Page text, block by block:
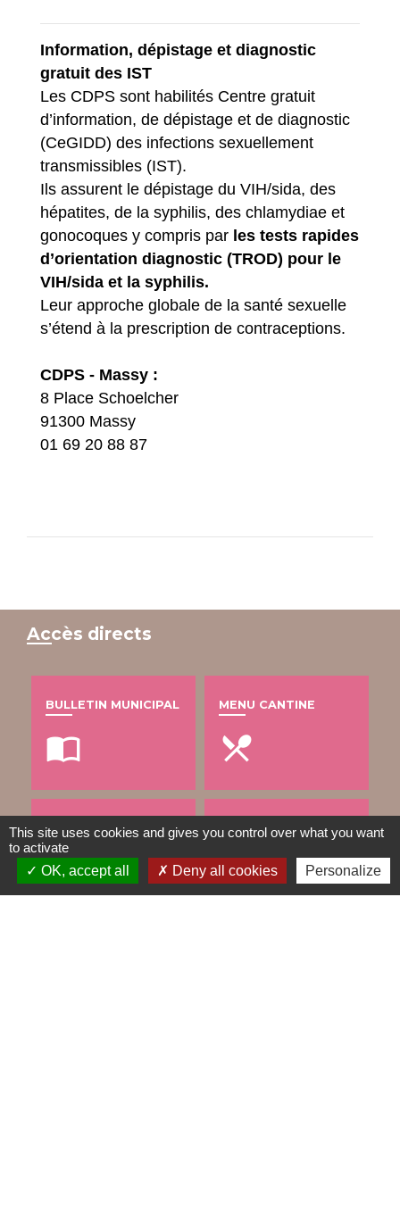
Information, dépistage et diagnostic
gratuit des IST
Les CDPS sont habilités Centre gratuit
d’information, de dépistage et de diagnostic
(CeGIDD) des infections sexuellement
transmissibles (IST).
Ils assurent le dépistage du VIH/sida, des
hépatites, de la syphilis, des chlamydiae et
gonocoques y compris par les tests rapides
d’orientation diagnostic (TROD) pour le
VIH/sida et la syphilis.
Leur approche globale de la santé sexuelle
s’étend à la prescription de contraceptions.
CDPS - Massy :
8 Place Schoelcher
91300 Massy
01 69 20 88 87
Accès directs
BULLETIN MUNICIPAL
import_contacts
MENU CANTINE
local_dining
TRAVAUX EN COURS
build
VOS DÉMARCHES
account_balance
This site uses cookies and gives you control over what you want
to activate
OK, accept all
Deny all cookies Personalize